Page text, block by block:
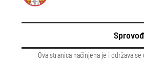
Ova stranica načinjena je i održava